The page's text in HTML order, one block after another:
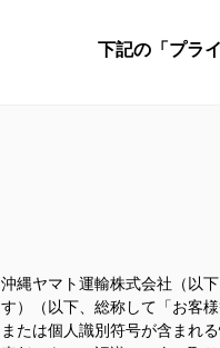
下記の「プラ
沖縄ヤマト運輸株式会社（以
す）（以下、総称して「お客
または個人識別符号が含まれ